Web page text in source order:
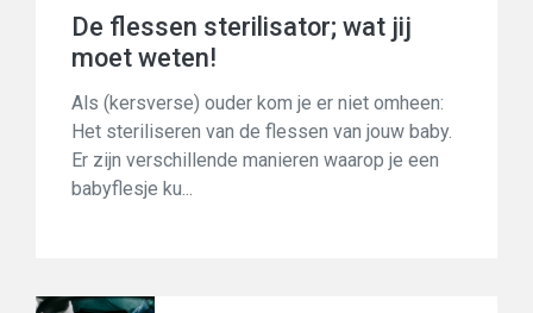
De flessen sterilisator; wat jij
moet weten!
Als (kersverse) ouder kom je er niet omheen:
Het steriliseren van de flessen van jouw baby.
Er zijn verschillende manieren waarop je een
babyflesje ku...